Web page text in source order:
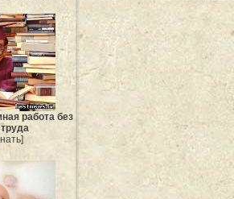
работа без